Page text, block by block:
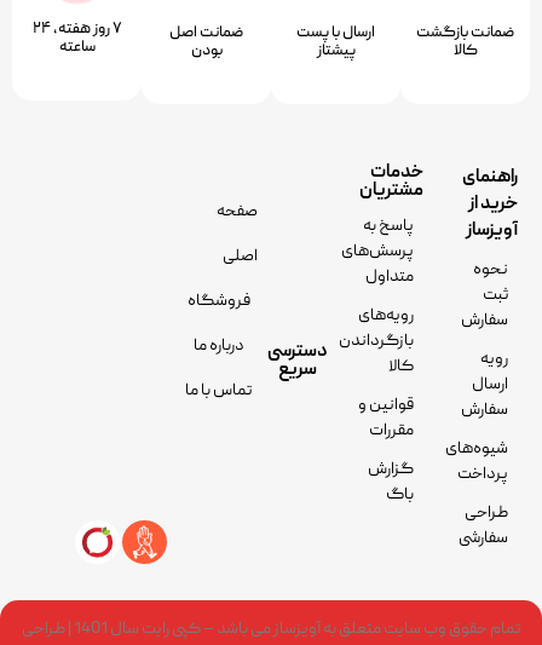
ضمانت بازگشت
کالا
ارسال با پست
پیشتاز
ﺿﻤﺎﻧﺖ اﺻﻞ
ﺑﻮدن
۷ روز ﻫﻔﺘﻪ، ۲۴
ﺳﺎﻋﺘﻪ
راهنمای
خرید از
آویزساز
نحوه
ثبت
سفارش
رویه
ارسال
سفارش
شیوه‌های
پرداخت
طراحی
سفارشی
خدمات
مشتریان
پاسخ به
پرسش‌های
متداول
رویه‌های
بازگرداندن
کالا
قوانین و
مقررات
گزارش
باگ
دسترسی
سریع
صفحه
اصلی
فروشگاه
درباره ما
تماس با ما
تمام حقوق وب سایت متعلق به آویزساز می باشد – کپی رایت سال 1401 | طراحی